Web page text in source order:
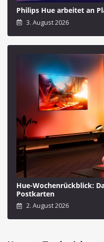
Philips Hue arbeitet an
3. August 2026
Hue-Wochenrückblick:
Postkarten
2. August 2026